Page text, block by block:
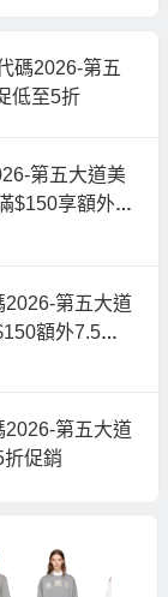
碼2026-第五
低至5折
第五大道美
$150享額外7.
2026-第五大道
額外7.5折
2026-第五大道
促銷